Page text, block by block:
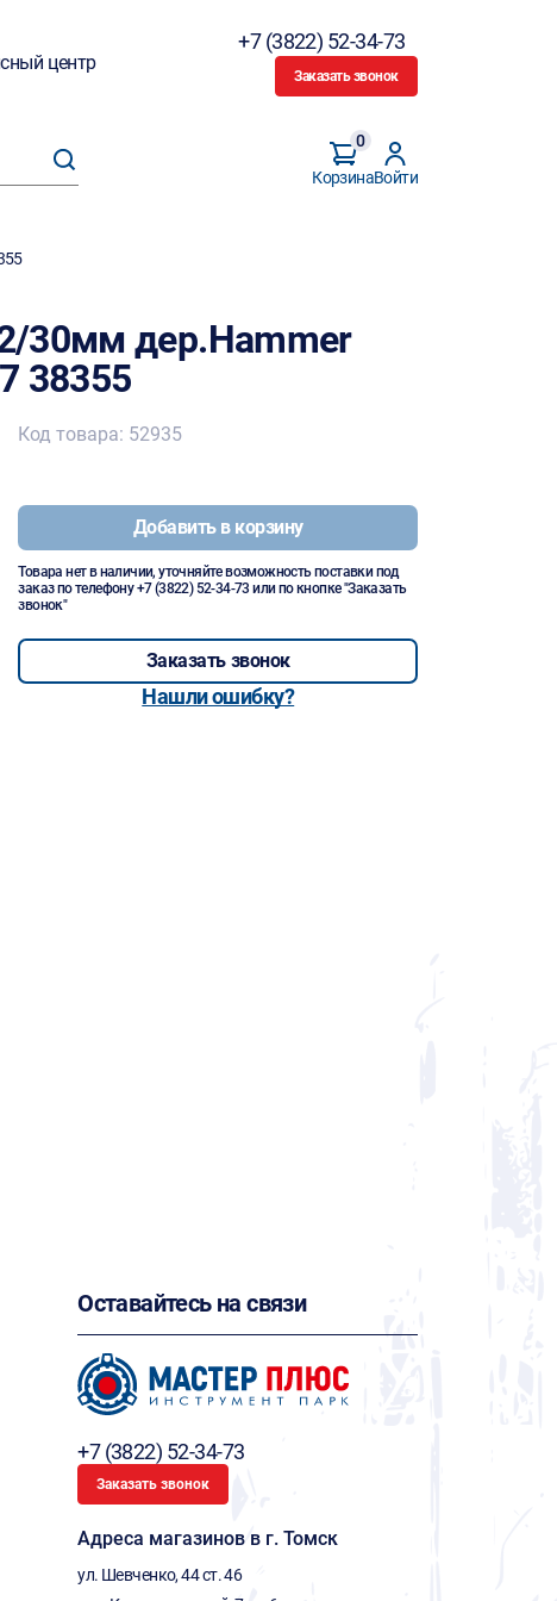
центр
+7 (3822) 52-34-73
Заказать звонок
Корзина
0
Войти
30мм дер.Hammer
38355
Код товара: 52935
Добавить в корзину
Товара нет в наличии, уточняйте возможность поставки под
заказ по телефону+7 (3822) 52-34-73 или по кнопке "Заказать
звонок"
Заказать звонок
Нашли ошибку?
Оставайтесь на связи
+7 (3822) 52-34-73
Заказать звонок
Адреса магазинов в г. Томск
ул. Шевченко, 44 ст. 46